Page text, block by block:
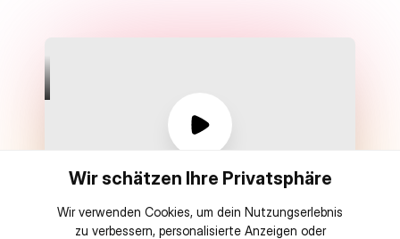
Wir schätzen Ihre Privatsphäre
Wir verwenden Cookies, um dein Nutzungserlebnis
zu verbessern, personalisierte Anzeigen oder